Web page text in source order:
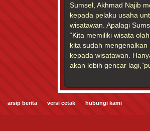
Sumsel, Akhmad Najib
kepada pelaku usaha
wisatawan. Apalagi
“Kita memiliki wisata
kita sudah
kepada wisatawan.
akan lebih gencar
arsip berita versi cetak hubungi kami